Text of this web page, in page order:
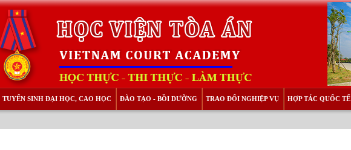
TUYỂN SINH ĐẠI HỌC, CAO HỌC ĐÀO TẠO - BỒI DƯỠNG TRAO ĐỔI NGHIỆP VỤ HỢP TÁC QUỐC TẾ